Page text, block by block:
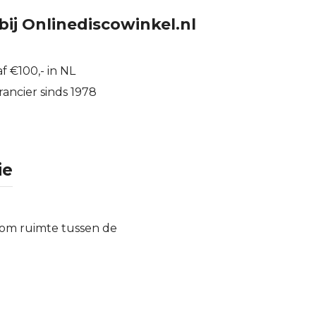
Onlinediscowinkel.nl
€100,- in NL
sinds 1978
ruimte tussen de